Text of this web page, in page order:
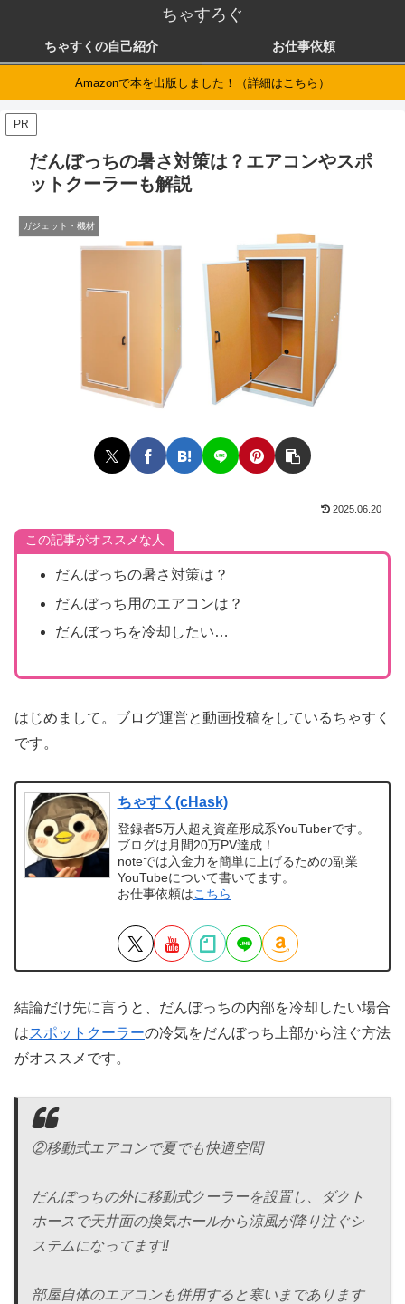
ちゃすろぐ
ちゃすくの自己紹介 お仕事依頼
Amazonで本を出版しました！（詳細はこちら）
PR
だんぼっちの暑さ対策は？エアコンやスポ
ットクーラーも解説
ガジェット・機材
2025.06.20
この記事がオススメな人
だんぼっちの暑さ対策は？
だんぼっち用のエアコンは？
だんぼっちを冷却したい…
はじめまして。ブログ運営と動画投稿をしているちゃすく
です。
ちゃすく(cHask)
登録者5万人超え資産形成系YouTuberです。
ブログは月間20万PV達成！
noteでは入金力を簡単に上げるための副業
YouTubeについて書いてます。
お仕事依頼はこちら
結論だけ先に言うと、だんぼっちの内部を冷却したい場合
はスポットクーラーの冷気をだんぼっち上部から注ぐ方法
がオススメです。
②移動式エアコンで夏でも快適空間
だんぼっちの外に移動式クーラーを設置し、ダクト
ホースで天井面の換気ホールから涼風が降り注ぐシ
ステムになってます‼︎
部屋自体のエアコンも併用すると寒いまであります